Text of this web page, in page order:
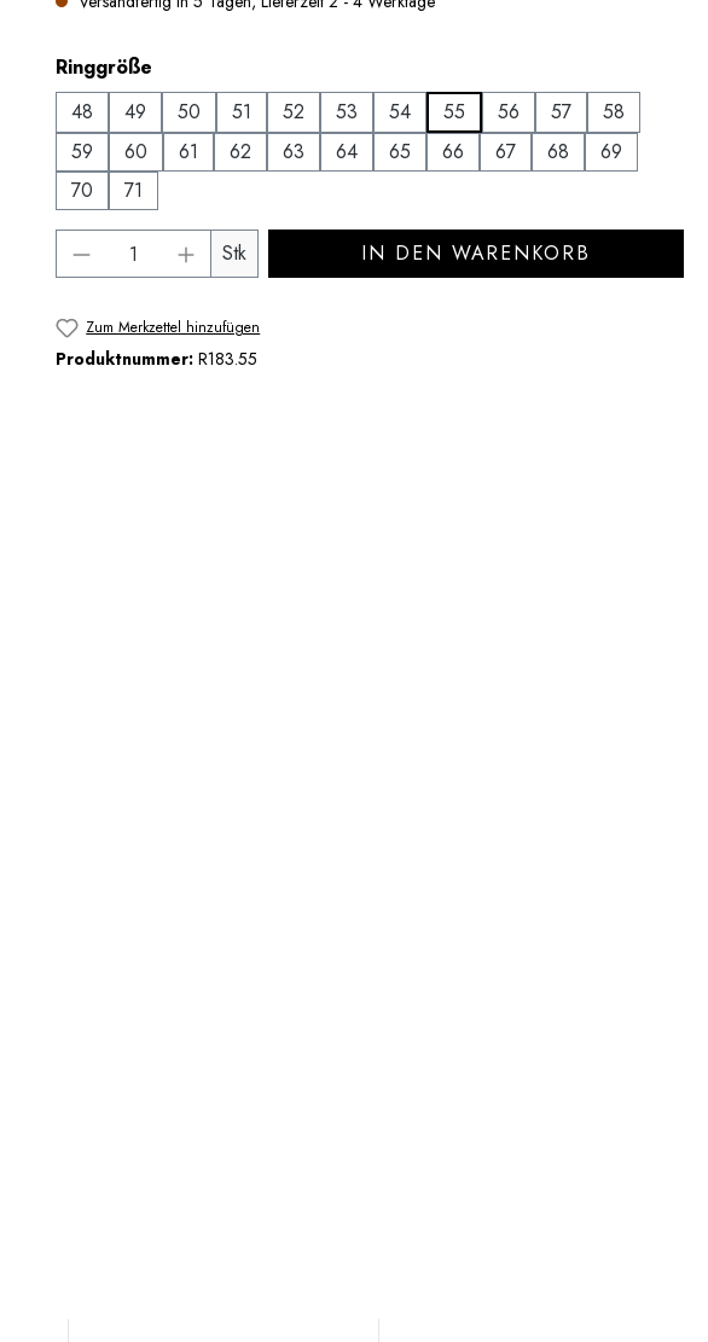
Ringgröße
48
49 50 51 52 53 54 55 56 57
58
59
60 61 62 63 64 65 66 67 68
69
70
71
Produkt Anzahl: Gib den gewünschten Wert ein
Stk IN DEN WARENKORB
Zum Merkzettel hinzufügen
Produktnummer: R183.55